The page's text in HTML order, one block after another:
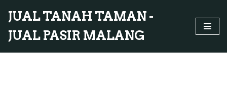
ke
konten
JUAL TANAH TAMAN -
JUAL PASIR MALANG